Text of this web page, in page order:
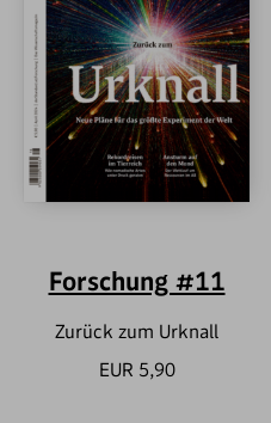
Forschung #11
Zurück zum Urknall
EUR 5,90